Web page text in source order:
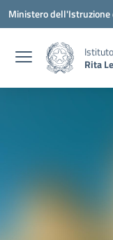
Vai ai contenuti
Vai al menu di navigazione
Vai al footer
Ministero dell'Istruzione
Rita